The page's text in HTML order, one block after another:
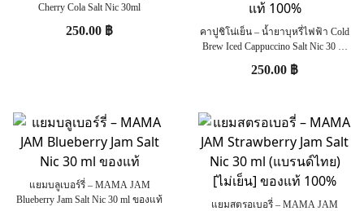
Cherry Cola Salt Nic 30ml
250.00 ฿
คาปูชิโน่เย็น – น้ำยาบุหรี่ไฟฟ้า Cold
Brew Iced Cappuccino Salt Nic 30 ml
250.00 ฿
แยมบลูเบอร์รี่ – MAMA JAM
Blueberry Jam Salt Nic 30 ml ของแท้
แยมสตรอเบอรี่ – MAMA JAM